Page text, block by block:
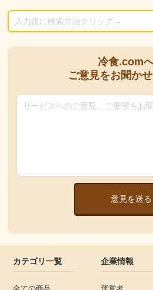
冷食.com
ご意見をお聞か
意見を送る
カテゴリ一覧 企業情報